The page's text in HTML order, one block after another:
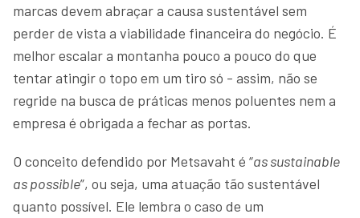
marcas devem abraçar a causa sustentável sem
perder de vista a viabilidade financeira do negócio. É
melhor escalar a montanha pouco a pouco do que
tentar atingir o topo em um tiro só - assim, não se
regride na busca de práticas menos poluentes nem a
empresa é obrigada a fechar as portas.
O conceito defendido por Metsavaht é “as sustainable
as possible”, ou seja, uma atuação tão sustentável
quanto possível. Ele lembra o caso de um